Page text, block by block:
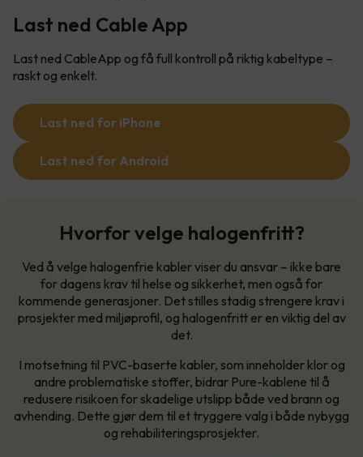
Last ned Cable App
Last ned CableApp og få full kontroll på riktig kabeltype –
raskt og enkelt.
Last ned for iPhone
Last ned for Android
Hvorfor velge halogenfritt?
Ved å velge halogenfrie kabler viser du ansvar – ikke bare
for dagens krav til helse og sikkerhet, men også for
kommende generasjoner. Det stilles stadig strengere krav i
prosjekter med miljøprofil, og halogenfritt er en viktig del av
det.
I motsetning til PVC-baserte kabler, som inneholder klor og
andre problematiske stoffer, bidrar Pure-kablene til å
redusere risikoen for skadelige utslipp både ved brann og
avhending. Dette gjør dem til et tryggere valg i både nybygg
og rehabiliteringsprosjekter.